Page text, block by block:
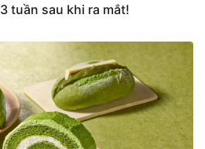
tuần sau khi ra mắt!